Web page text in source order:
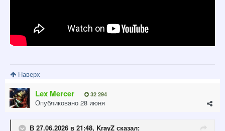
Наверх
Lex Mercer 32 294
Опубликовано 28 июня
В 27.06.2026 в 21:48, KrayZ сказал: